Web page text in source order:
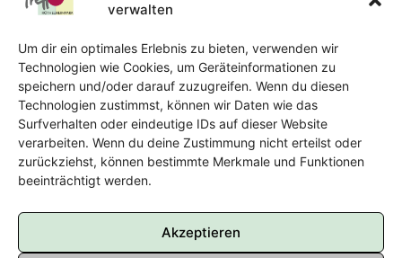
verwalten
Um dir ein optimales Erlebnis zu bieten, verwenden wir
Technologien wie Cookies, um Geräteinformationen zu
speichern und/oder darauf zuzugreifen. Wenn du diesen
Technologien zustimmst, können wir Daten wie das
Surfverhalten oder eindeutige IDs auf dieser Website
verarbeiten. Wenn du deine Zustimmung nicht erteilst oder
zurückziehst, können bestimmte Merkmale und Funktionen
beeinträchtigt werden.
Akzeptieren
E-Mail:oka@treffpunkt-roethelheimpark.de
Offene Jugendarbeit - Easthouse
Tel:
09131–302259
E-Mail:oja@treffpunkt-roethelheimpark.de